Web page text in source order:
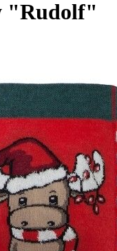
"Rudolf"